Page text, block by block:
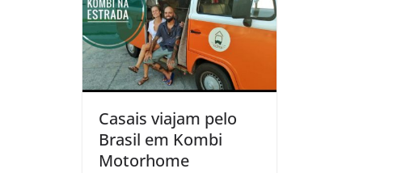
Casais viajam pelo
Brasil em Kombi
Motorhome